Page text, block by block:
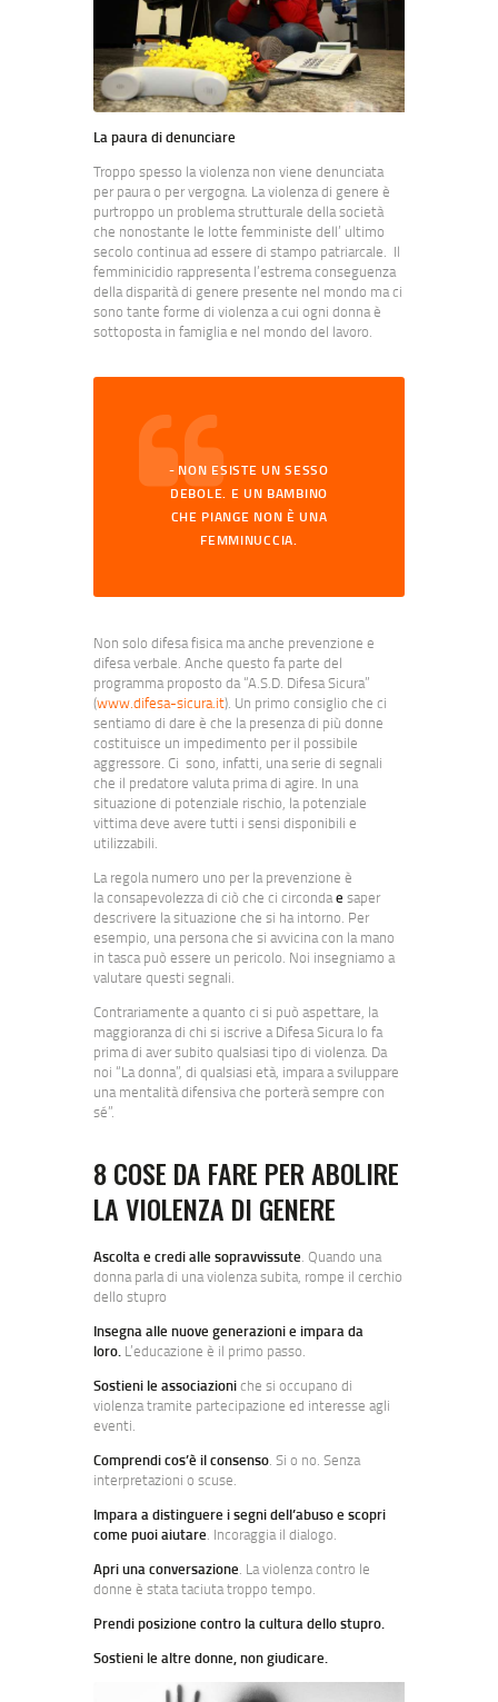
La paura di denunciare
Troppo spesso la violenza non viene denunciata
per paura o per vergogna. La violenza di genere è
purtroppo un problema strutturale della società
che nonostante le lotte femministe dell’ ultimo
secolo continua ad essere di stampo patriarcale. Il
femminicidio rappresenta l’estrema conseguenza
della disparità di genere presente nel mondo ma ci
sono tante forme di violenza a cui ogni donna è
sottoposta in famiglia e nel mondo del lavoro.
NON ESISTE UN SESSO
DEBOLE. E UN BAMBINO
CHE PIANGE NON È UNA
FEMMINUCCIA.
Non solo difesa fisica ma anche prevenzione e
difesa verbale. Anche questo fa parte del
programma proposto da “A.S.D. Difesa Sicura”
(www.difesa-sicura.it). Un primo consiglio che ci
sentiamo di dare è che la presenza di più donne
costituisce un impedimento per il possibile
aggressore. Ci sono, infatti, una serie di segnali
che il predatore valuta prima di agire. In una
situazione di potenziale rischio, la potenziale
vittima deve avere tutti i sensi disponibili e
utilizzabili.
La regola numero uno per la prevenzione è
la consapevolezza di ciò che ci circondae saper
descrivere la situazione che si ha intorno. Per
esempio, una persona che si avvicina con la mano
in tasca può essere un pericolo. Noi insegniamo a
valutare questi segnali.
Contrariamente a quanto ci si può aspettare, la
maggioranza di chi si iscrive a Difesa Sicura lo fa
prima di aver subito qualsiasi tipo di violenza. Da
noi “La donna”, di qualsiasi età, impara a sviluppare
una mentalità difensiva che porterà sempre con
sé”.
8 COSE DA FARE PER ABOLIRE
LA VIOLENZA DI GENERE
Ascolta e credi alle sopravvissute. Quando una
donna parla di una violenza subita, rompe il cerchio
dello stupro
Insegna alle nuove generazioni e impara da
loro. L’educazione è il primo passo.
Sostieni le associazioniche si occupano di
violenza tramite partecipazione ed interesse agli
eventi.
Comprendi cos’è il consenso. Si o no. Senza
interpretazioni o scuse.
Impara a distinguere i segni dell’abuso e scopri
come puoi aiutare. Incoraggia il dialogo.
Apri una conversazione. La violenza contro le
donne è stata taciuta troppo tempo.
Prendi posizione contro la cultura dello stupro.
Sostieni le altre donne, non giudicare.